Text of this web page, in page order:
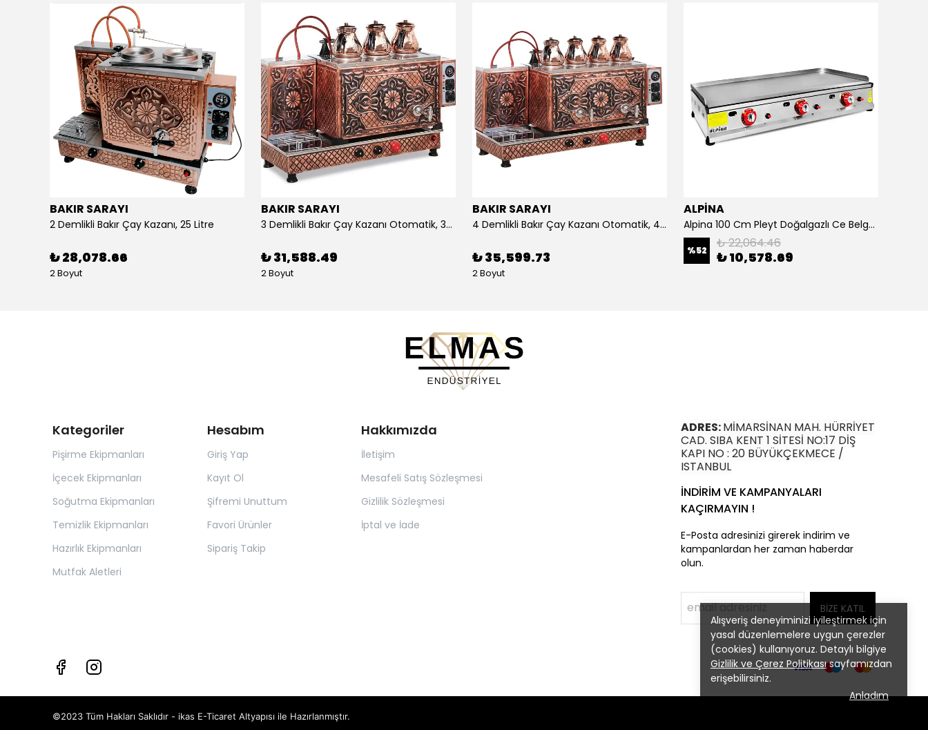
Alışveriş deneyiminizi iyileştirmek için
yasal düzenlemelere uygun çerezler
(cookies) kullanıyoruz. Detaylı bilgiye
Gizlilik ve Çerez Politikasısayfamızdan
erişebilirsiniz.
Anladım
BAKIR SARAYI
2 Demlikli Bakır Çay Kazanı, 25 Litre
₺ 28,078.66
2 Boyut
BAKIR SARAYI
3 Demlikli Bakır Çay Kazanı Otomatik, 30 Litre
₺ 31,588.49
2 Boyut
BAKIR SARAYI
4 Demlikli Bakır Çay Kazanı Otomatik, 40 Litre
₺ 35,599.73
2 Boyut
ALPİNA
Alpina 100 Cm Pleyt Doğalgazlı Ce Belgeli
%52 ₺ 22,064.46
₺ 10,578.69
Kategoriler
Pişirme Ekipmanları
İçecek Ekipmanları
Soğutma Ekipmanları
Temizlik Ekipmanları
Hazırlık Ekipmanları
Mutfak Aletleri
Hesabım
Giriş Yap
Kayıt Ol
Şifremi Unuttum
Favori Ürünler
Sipariş Takip
Hakkımızda
İletişim
Mesafeli Satış Sözleşmesi
Gizlilik Sözleşmesi
İptal ve İade
ADRES:MİMARSİNAN MAH. HÜRRİYET
CAD. SIBA KENT 1 SİTESİ NO:17 DİŞ
KAPI NO : 20 BÜYÜKÇEKMECE /
ISTANBUL
İNDİRİM VE KAMPANYALARI
KAÇIRMAYIN !
E-Posta adresinizi girerek indirim ve
kampanlardan her zaman haberdar
olun.
BİZE KATIL
©2023 Tüm Hakları Saklıdır - ikas E-Ticaret Altyapısı ile Hazırlanmıştır.